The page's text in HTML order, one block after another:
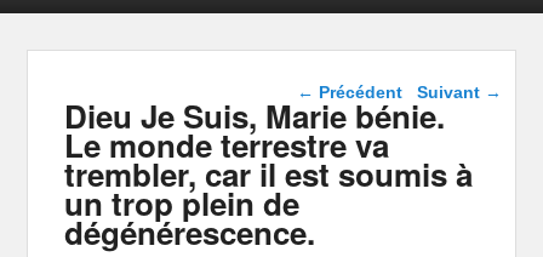
Navigation dans les
← Précédent Suivant →
Dieu Je Suis, Marie bénie.
Le monde terrestre va
trembler, car il est soumis à
un trop plein de
dégénérescence.